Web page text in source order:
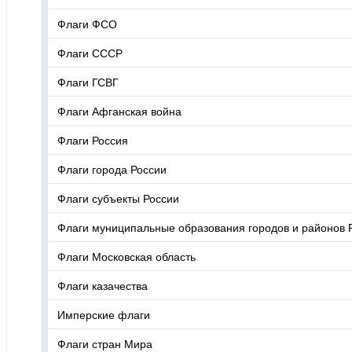
Флаги ФСО
Флаги СССР
Флаги ГСВГ
Флаги Афганская война
Флаги Россия
Флаги города России
Флаги субъекты России
Флаги муниципальные образования городов и районов
Флаги Московская область
Флаги казачества
Имперские флаги
Флаги стран Мира